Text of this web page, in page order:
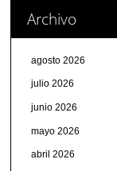
Archivo
agosto 2026
julio 2026
junio 2026
mayo 2026
abril 2026